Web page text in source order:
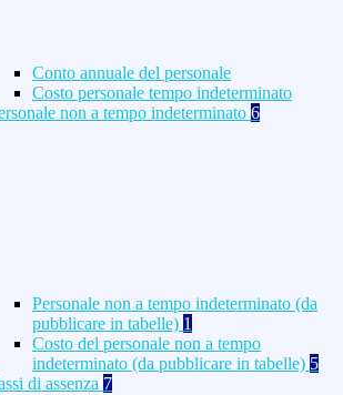
Conto annuale del personale
Costo personale tempo indeterminato
non a tempo indeterminato 6
Personale non a tempo indeterminato (da
pubblicare in tabelle) 1
Costo del personale non a tempo
indeterminato (da pubblicare in tabelle) 5
di assenza 7